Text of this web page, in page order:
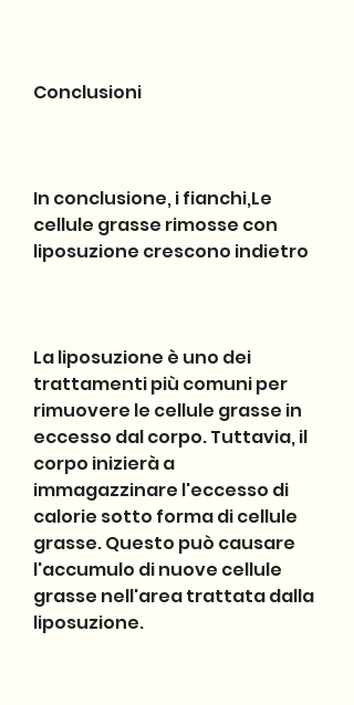
Conclusioni
In conclusione, i fianchi,Le
cellule grasse rimosse con
liposuzione crescono indietro
La liposuzione è uno dei
trattamenti più comuni per
rimuovere le cellule grasse in
eccesso dal corpo. Tuttavia, il
corpo inizierà a
immagazzinare l'eccesso di
calorie sotto forma di cellule
grasse. Questo può causare
l'accumulo di nuove cellule
grasse nell'area trattata dalla
liposuzione.